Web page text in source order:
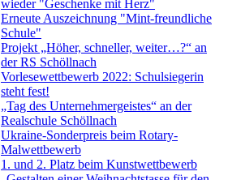
wieder "Geschenke mit Herz"
Erneute Auszeichnung "Mint-freundliche
Schule"
Projekt „Höher, schneller, weiter…?“ an
der RS Schöllnach
Vorlesewettbewerb 2022: Schulsiegerin
steht fest!
„Tag des Unternehmergeistes“ an der
Realschule Schöllnach
Ukraine-Sonderpreis beim Rotary-
Malwettbewerb
1. und 2. Platz beim Kunstwettbewerb